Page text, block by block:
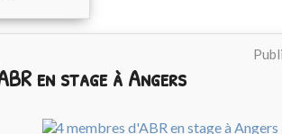
en stage à Angers